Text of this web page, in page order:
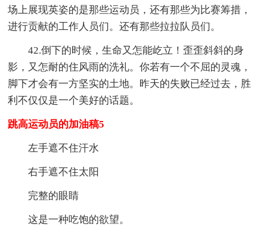
场上展现英姿的是那些运动员，还有那些为比赛筹措，
进行贡献的工作人员们。还有那些拉拉队员们。
42.倒下的时候，生命又怎能屹立！歪歪斜斜的身
影，又怎耐的住风雨的洗礼。你若有一个不屈的灵魂，
脚下才会有一方坚实的土地。昨天的失败已经过去，胜
利不仅仅是一个美好的话题。
跳高运动员的加油稿5
左手遮不住汗水
右手遮不住太阳
完整的眼睛
这是一种吃饱的欲望。